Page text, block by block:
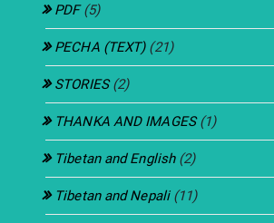
PDF(5)
PECHA (TEXT)(21)
STORIES(2)
THANKA AND IMAGES(1)
Tibetan and English(2)
Tibetan and Nepali(11)